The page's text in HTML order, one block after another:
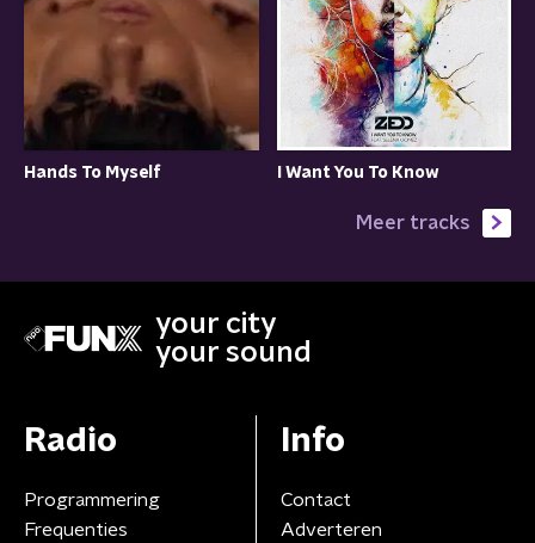
Hands To Myself I Want You To Know
Meer tracks
your city
your sound
Radio
Programmering
Frequenties
Info
Contact
Adverteren